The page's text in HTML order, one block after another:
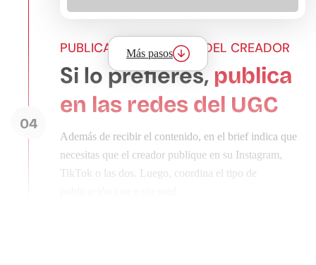
04
PUBLICA EN LAS REDES DEL CREADOR
Si lo prefieres, publica
en las redes del UGC
Además de recibir el contenido, en el brief indica que
necesitas que el creador publique en su Instagram,
TikTok o las dos. Luego, coordina el tipo de
Más pasos